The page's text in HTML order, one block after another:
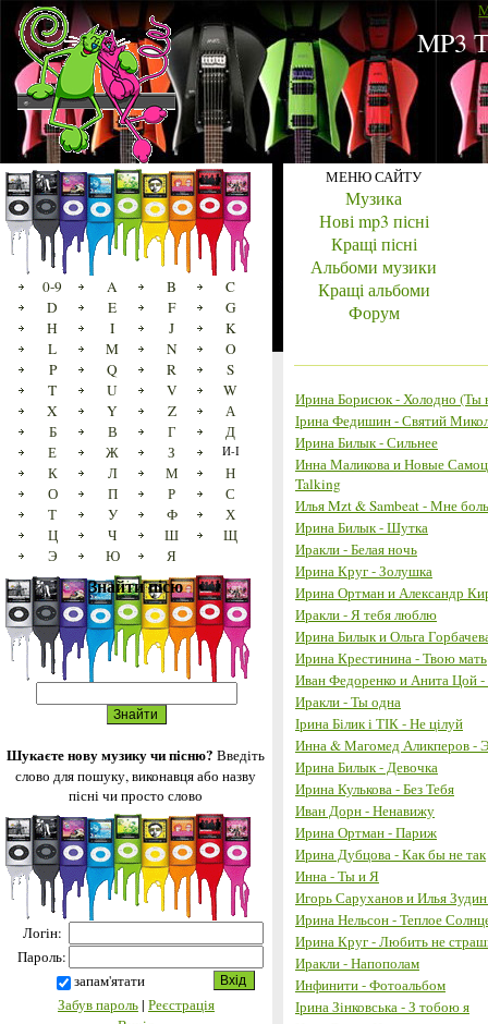
MP3
0-9 A B
C
D
E F
G
H
I J
K
L
M N
O
P
Q R
S
T
U V
W
X
Y Z
А
Б
В Г
Д
Е
Ж З И-І
К Л М
Н
О
П Р
С
Т
У Ф
Х
Ц
Ч Ш
Щ
Э
Ю Я
Знайти пісю
Шукаєте нову музику чи пісню? Введіть
слово для пошуку, виконавця або назву
пісні чи просто слово
Логін:
Пароль:
запам'ятати
Забув пароль| Реєстрація
МЕНЮ САЙТУ
Музика
Нові mp3 пісні
Кращі пісні
Альбоми музики
Кращі альбоми
Форум
Ирина Борисюк - Холодно (Ты
Ірина Федишин - Святий
Ирина Билык - Сильнее
Инна Маликова и Новые
Talking
Илья Mzt & Sambeat - Мне
Ирина Билык - Шутка
Иракли - Белая ночь
Ирина Круг - Золушка
Ирина Ортман и Александр
Иракли - Я тебя люблю
Ирина Билык и Ольга
Ирина Крестинина - Твою мать
Иван Федоренко и Анита Цой
Иракли - Ты одна
Ірина Білик і ТІК - Не цілуй
Инна & Магомед Аликперов -
Ирина Билык - Девочка
Ирина Кулькова - Без Тебя
Иван Дорн - Ненавижу
Ирина Ортман - Париж
Ирина Дубцова - Как бы не так
Инна - Ты и Я
Игорь Саруханов и Илья
Ирина Нельсон - Теплое
Ирина Круг - Любить не
Иракли - Напополам
Инфинити - Фотоальбом
Ірина Зінковська - З тобою я